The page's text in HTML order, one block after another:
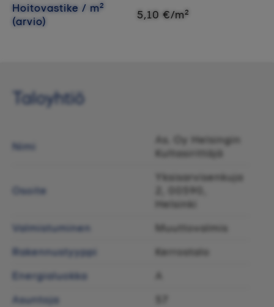
Hoitovastike / m²
(arvio)
5,10 €/m²
Taloyhtiö
Nimi
As. Oy Helsingin
Kultasirittäjä
Osoite
Yksisarvisenkuja
2, 00590,
Helsinki
Valmistuminen
Muuttovalmis
Rakennustyyppi
Kerrostalo
Energialuokka
A
Asuntoja